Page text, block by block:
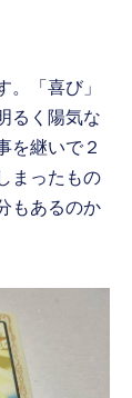
。「喜び」
るく陽気な
を継いで２
まったもの
もあるのか